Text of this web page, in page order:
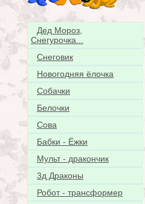
Дед Мороз,
Снегурочка...
Снеговик
Новогодняя ёлочка
Собачки
Белочки
Сова
Бабки - Ёжки
Мульт - дракончик
3д Драконы
Робот - трансформер